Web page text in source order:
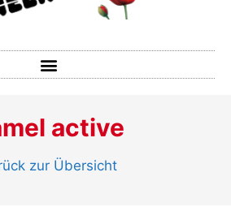
active
zur Übersicht